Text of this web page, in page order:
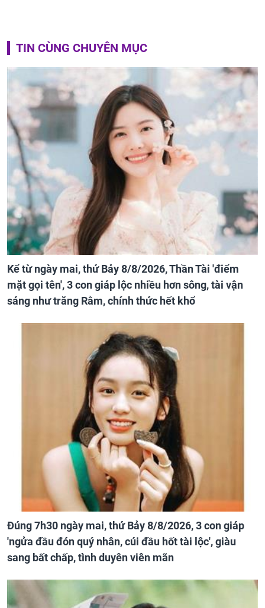
TIN CÙNG CHUYÊN MỤC
Kể từ ngày mai, thứ Bảy 8/8/2026, Thần Tài 'điểm
mặt gọi tên', 3 con giáp lộc nhiều hơn sông, tài vận
sáng như trăng Rằm, chính thức hết khổ
Đúng 7h30 ngày mai, thứ Bảy 8/8/2026, 3 con giáp
'ngửa đầu đón quý nhân, cúi đầu hốt tài lộc', giàu
sang bất chấp, tình duyên viên mãn